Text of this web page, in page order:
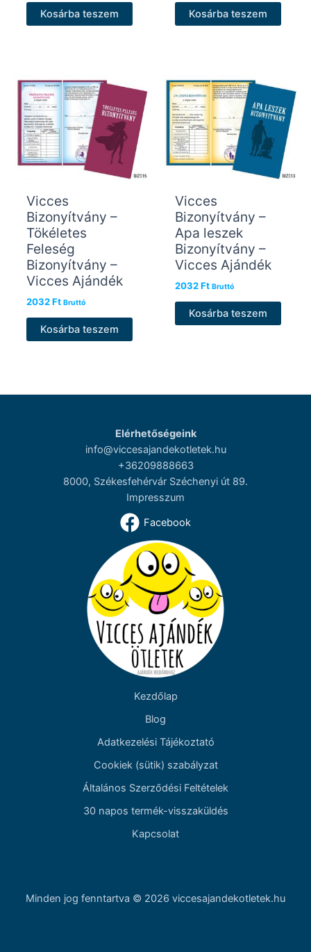
Kosárba teszem Kosárba teszem
Vicces
Bizonyítvány –
Tökéletes
Feleség
Bizonyítvány –
Vicces Ajándék
2032Ft Bruttó
Kosárba teszem
Vicces
Bizonyítvány –
Apa leszek
Bizonyítvány –
Vicces Ajándék
2032Ft Bruttó
Kosárba teszem
Elérhetőségeink
info@viccesajandekotletek.hu
+36209888663
8000, Székesfehérvár Széchenyi út 89.
Impresszum
Facebook
Kezdőlap
Blog
Adatkezelési Tájékoztató
Cookiek (sütik) szabályzat
Általános Szerződési Feltételek
30 napos termék-visszaküldés
Kapcsolat
Minden jog fenntartva © 2026 viccesajandekotletek.hu